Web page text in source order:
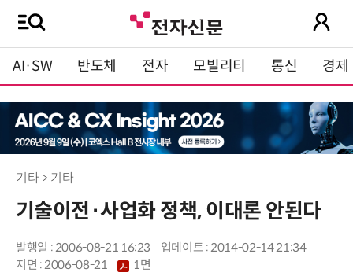
AI·SW 반도체 전자 모빌리티 통신 경제
기타 > 기타
기술이전·사업화 정책, 이대론 안된다
발행일 : 2006-08-21 16:23
업데이트 : 2014-02-14 21:34
지면 :2006-08-21 1면